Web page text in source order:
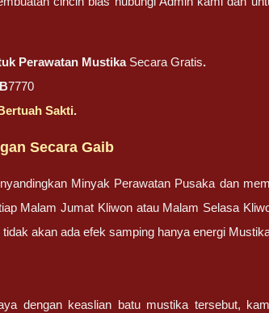
Perawatan Mustika Secara Gratis.
7770
Sakti.
Secara Gaib
Minyak Perawatan Pusaka dan
Malam Jumat Kliwon atau Malam Selasa
akan ada efek samping hanya energi
dengan keaslian batu mustika tersebut,